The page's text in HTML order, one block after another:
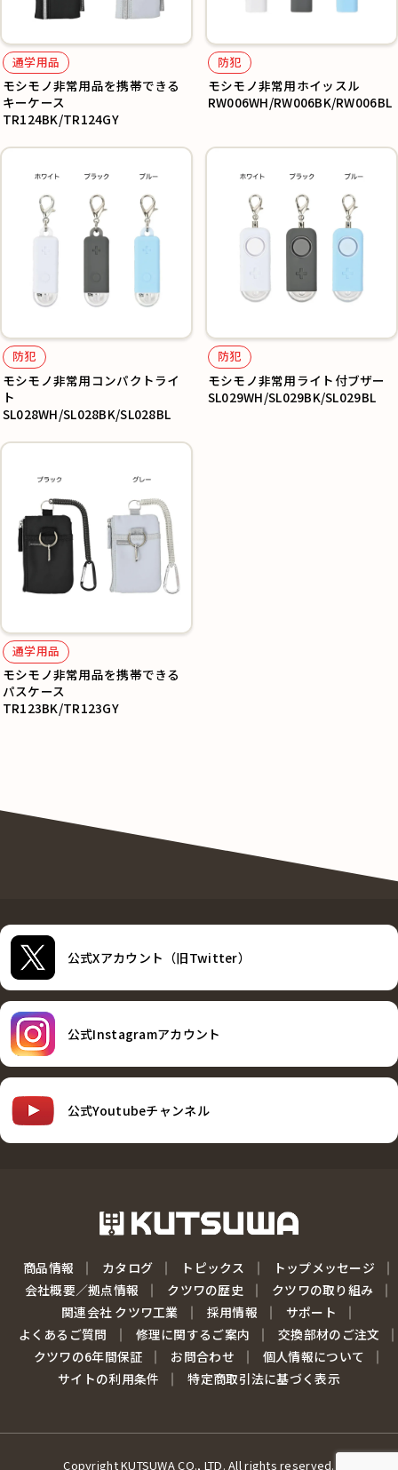
通学用品
モシモノ非常用品を携帯できる
キーケース
TR124BK/TR124GY
防犯
モシモノ非常用ホイッスル
RW006WH/RW006BK/RW006BL
防犯
モシモノ非常用コンパクトライ
ト
SL028WH/SL028BK/SL028BL
防犯
モシモノ非常用ライト付ブザー
SL029WH/SL029BK/SL029BL
通学用品
モシモノ非常用品を携帯できる
パスケース
TR123BK/TR123GY
公式Xアカウント（旧Twitter）
公式Instagramアカウント
公式Youtubeチャンネル
商品情報 カタログ トピックス
トップメッセージ
会社概要／拠点情報
クツワの歴史
クツワの取り組み
関連会社 クツワ工業
採用情報
サポート
よくあるご質問
修理に関するご案内
交換部材のご注文
クツワの6年間保証
お問合わせ
個人情報について
サイトの利用条件
特定商取引法に基づく表示
Copyright KUTSUWA CO., LTD. All rights reserved.